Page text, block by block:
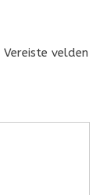
Vereiste velden